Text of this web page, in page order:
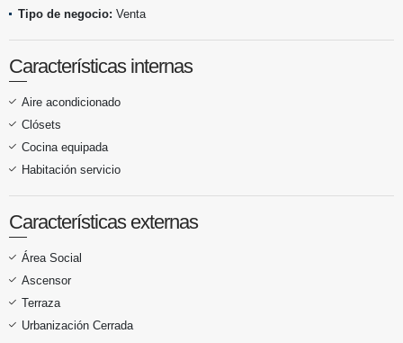
Tipo de negocio: Venta
Características internas
Aire acondicionado
Clósets
Cocina equipada
Habitación servicio
Características externas
Área Social
Ascensor
Terraza
Urbanización Cerrada